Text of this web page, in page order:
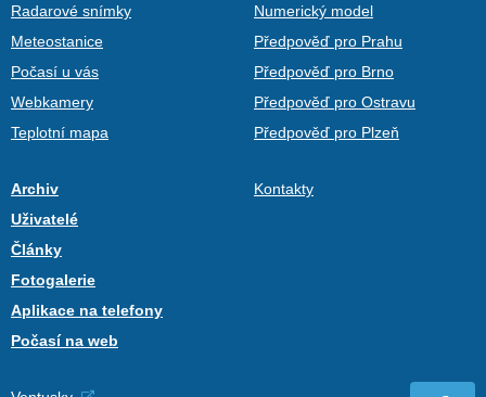
Radarové snímky
Meteostanice
Počasí u vás
Webkamery
Teplotní mapa
Numerický model
Předpověď pro Prahu
Předpověď pro Brno
Předpověď pro Ostravu
Předpověď pro Plzeň
Archiv
Uživatelé
Články
Fotogalerie
Aplikace na telefony
Počasí na web
Kontakty